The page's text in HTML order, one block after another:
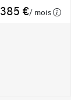
385 €/ mois